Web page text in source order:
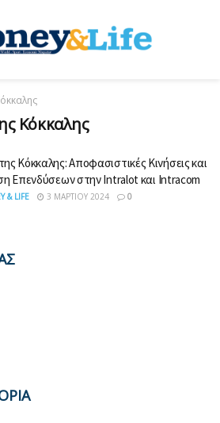
Κόκκαλης
Κόκκαλης: Αποφασιστικές Κινήσεις και
Επενδύσεων στην Intralot και Intracom
& LIFE 3 ΜΑΡΤΊΟΥ 2024 0